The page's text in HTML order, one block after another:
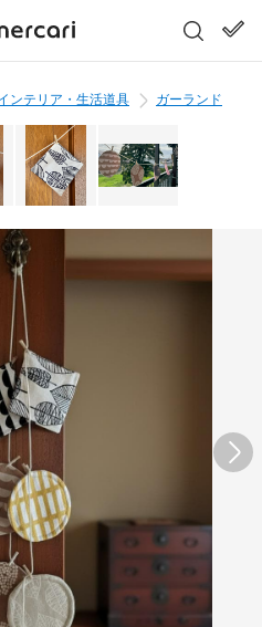
ンテリア・生活道具 ガーランド